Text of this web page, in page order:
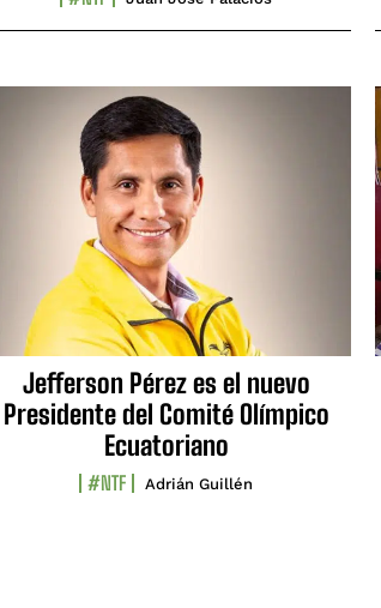
Jefferson Pérez es el nuevo
Presidente del Comité Olímpico
Ecuatoriano
#NTF Adrián Guillén